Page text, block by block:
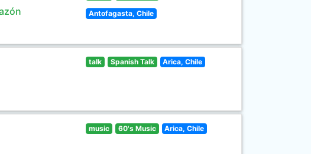
Antofagasta, Chile
talk Spanish Talk Arica, Chile
music 60's Music Arica, Chile